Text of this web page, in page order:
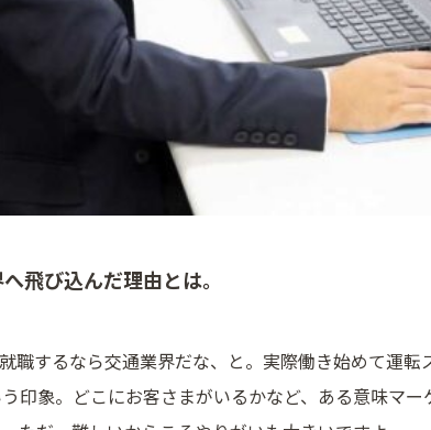
飛び込んだ理由とは。
職するなら交通業界だな、と。実際働き始めて運
印象。どこにお客さまがいるかなど、ある意味マ